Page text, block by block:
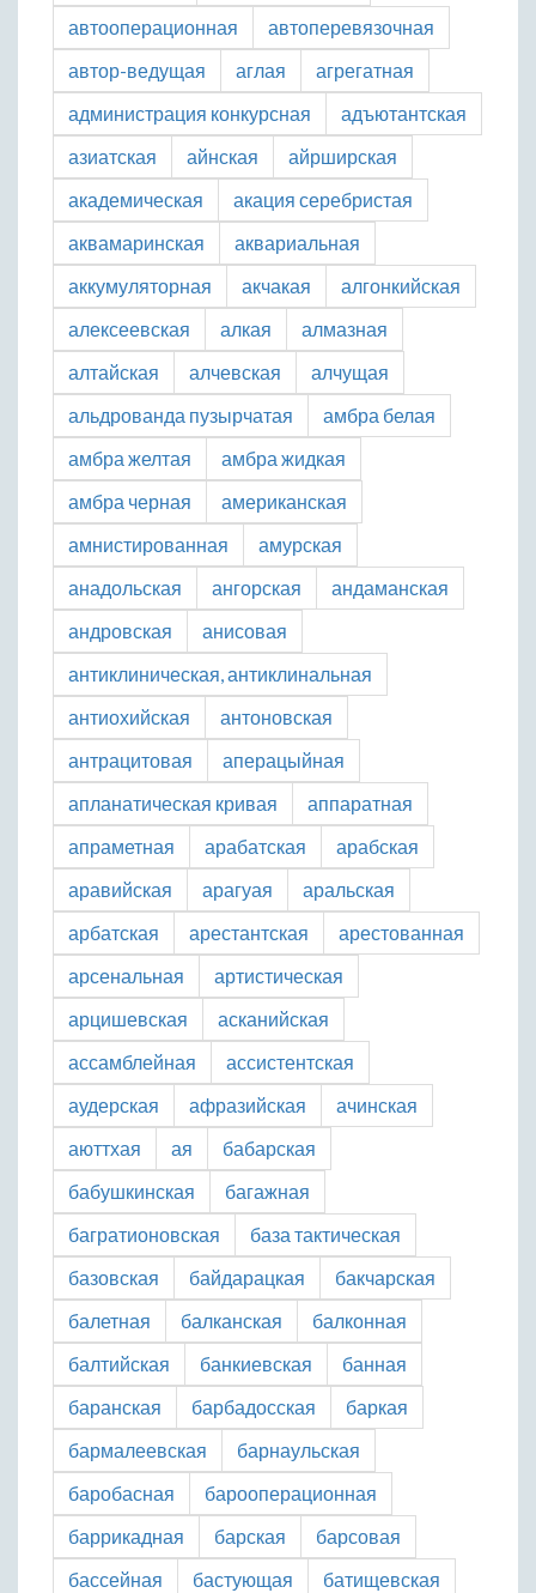
автооперационная
автоперевязочная
автор-ведущая
аглая
агрегатная
администрация конкурсная
адъютантская
азиатская
айнская
айрширская
академическая
акация серебристая
аквамаринская
аквариальная
аккумуляторная
акчакая
алгонкийская
алексеевская
алкая
алмазная
алтайская
алчевская
алчущая
альдрованда пузырчатая
амбра белая
амбра желтая
амбра жидкая
амбра черная
американская
амнистированная
амурская
анадольская
ангорская
андаманская
андровская
анисовая
антиклиническая, антиклинальная
антиохийская
антоновская
антрацитовая
аперацыйная
апланатическая кривая
аппаратная
апраметная
арабатская
арабская
аравийская
арагуая
аральская
арбатская
арестантская
арестованная
арсенальная
артистическая
арцишевская
асканийская
ассамблейная
ассистентская
аудерская
афразийская
ачинская
аюттхая
ая
бабарская
бабушкинская
багажная
багратионовская
база тактическая
базовская
байдарацкая
бакчарская
балетная
балканская
балконная
балтийская
банкиевская
банная
баранская
барбадосская
баркая
бармалеевская
барнаульская
баробасная
барооперационная
баррикадная
барская
барсовая
бассейная
бастующая
батищевская